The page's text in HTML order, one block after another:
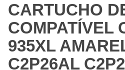
CARTUCHO
COMPATÍVEL
935XL
C2P26AL